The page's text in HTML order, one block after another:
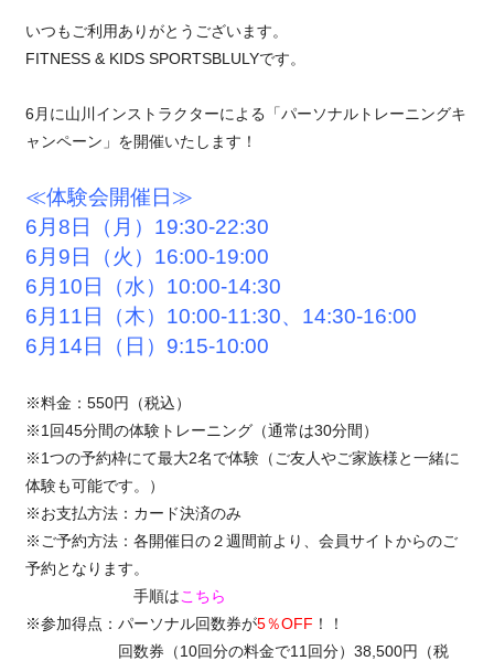
いつもご利用ありがとうございます。
FITNESS & KIDS SPORTSBLULYです。
6月に山川インストラクターによる「パーソナルトレーニングキ
ャンペーン」を開催いたします！
≪体験会開催日≫
6月8日（月）19:30-22:30
6月9日（火）16:00-19:00
6月10日（水）10:00-14:30
6月11日（木）10:00-11:30、14:30-16:00
6月14日（日）9:15-10:00
※料金：550円（税込）
※1回45分間の体験トレーニング（通常は30分間）
※1つの予約枠にて最大2名で体験（ご友人やご家族様と一緒に
体験も可能です。）
※お支払方法：カード決済のみ
※ご予約方法：各開催日の２週間前より、会員サイトからのご
予約となります。
手順はこちら
※参加得点：パーソナル回数券が5％OFF ！！
回数券（10回分の料金で11回分）38,500円（税